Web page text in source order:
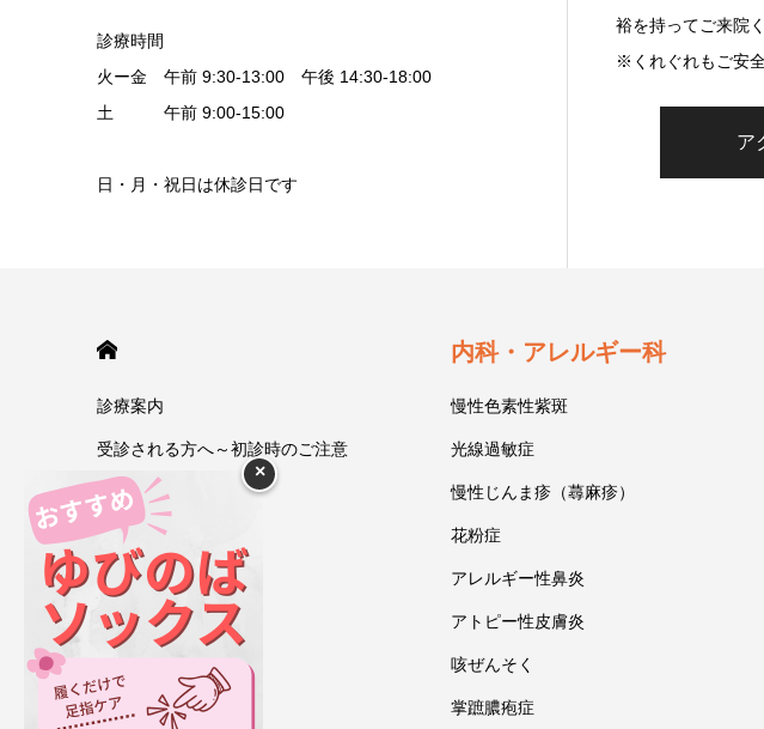
診療時間
火ー金 午前 9:30-13:00 午後 14:30-18:00
土 午前 9:00-15:00
日・月・祝日は休診日です
裕を持ってご来院く
※くれぐれもご安
ア
診療案内
受診される方へ～初診時のご注意
今井一彰 院長紹介
あいうべ体操
ゆびのば体操
ブログ
アクセス・地図
お問い合わせ
内科・アレルギー科
慢性色素性紫斑
光線過敏症
慢性じんま疹（蕁麻疹）
花粉症
アレルギー性鼻炎
アトピー性皮膚炎
咳ぜんそく
掌蹠膿疱症
×